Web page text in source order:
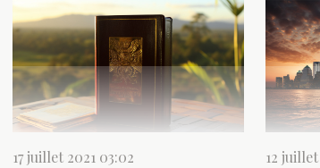
17 juillet 2021 03:02
12